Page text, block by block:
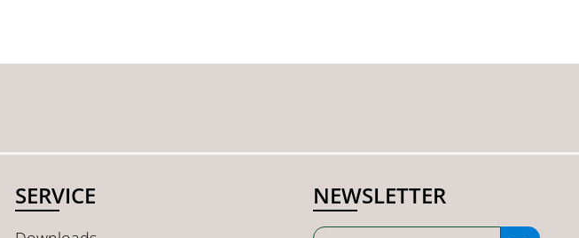
SERVICE NEWSLETTER